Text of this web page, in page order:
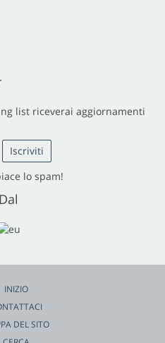
list riceverai aggiornamenti
lo spam!
INIZIO
DEL SITO